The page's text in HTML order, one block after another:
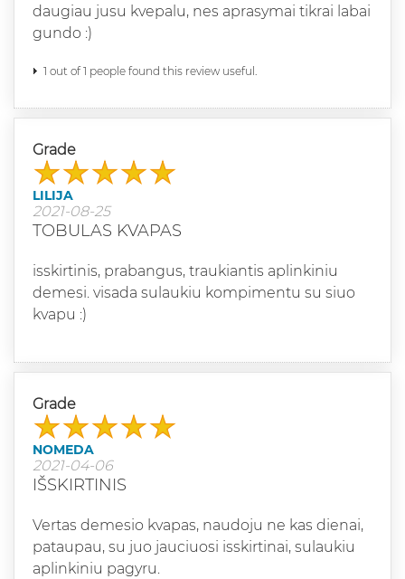
daugiau jusu kvepalu, nes aprasymai tikrai labai
gundo :)
1 out of 1 people found this review useful.
Grade
LILIJA
2021-08-25
TOBULAS KVAPAS
isskirtinis, prabangus, traukiantis aplinkiniu
demesi. visada sulaukiu kompimentu su siuo
kvapu :)
Grade
NOMEDA
2021-04-06
IŠSKIRTINIS
Vertas demesio kvapas, naudoju ne kas dienai,
pataupau, su juo jauciuosi isskirtinai, sulaukiu
aplinkiniu pagyru.